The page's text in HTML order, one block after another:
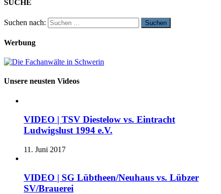
SUCHE
Suchen nach:
Werbung
Unsere neusten Videos
VIDEO | TSV Diestelow vs. Eintracht
Ludwigslust 1994 e.V.
11. Juni 2017
VIDEO | SG Lübtheen/Neuhaus vs. Lübzer
SV/Brauerei